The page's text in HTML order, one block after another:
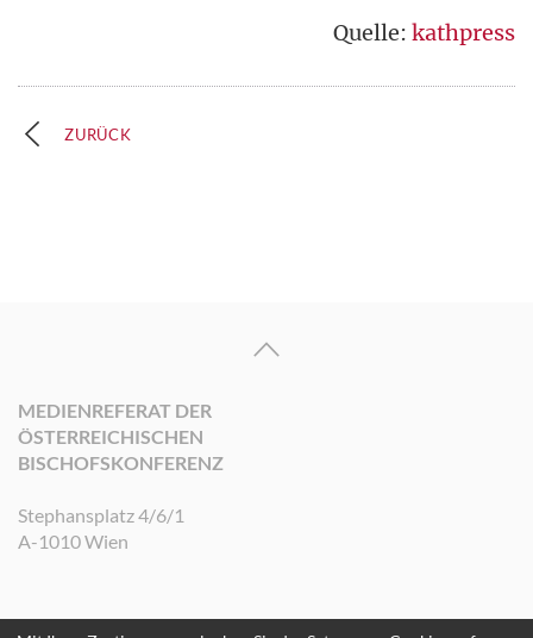
Quelle: kathpress
ZURÜCK
MEDIENREFERAT DER
ÖSTERREICHISCHEN
BISCHOFSKONFERENZ
Stephansplatz 4/6/1
A-1010 Wien